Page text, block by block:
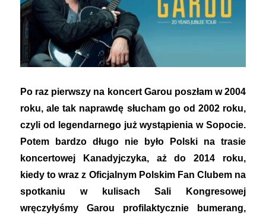
Po raz pierwszy na koncert Garou poszłam w 2004
roku, ale tak naprawdę słucham go od 2002 roku,
czyli od legendarnego już wystąpienia w Sopocie.
Potem bardzo długo nie było Polski na trasie
koncertowej Kanadyjczyka, aż do 2014 roku,
kiedy to wraz z Oficjalnym Polskim Fan Clubem na
spotkaniu w kulisach Sali Kongresowej
wręczyłyśmy Garou profilaktycznie bumerang,